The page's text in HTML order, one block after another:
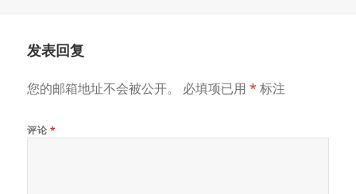
发表回复
您的邮箱地址不会被公开。 必填项已用* 标注
评论 *